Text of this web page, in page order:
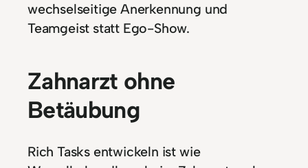
wechselseitige Anerkennung und
Teamgeist statt Ego-Show.
Zahnarzt ohne
Betäubung
Rich Tasks entwickeln ist wie